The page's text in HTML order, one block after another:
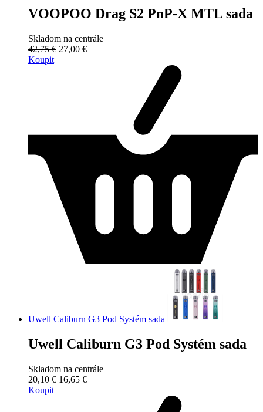
VOOPOO Drag S2 PnP-X MTL sada
Skladom na centrále
42,75 € 27,00 €
Koupit
Uwell Caliburn G3 Pod Systém sada
Uwell Caliburn G3 Pod Systém sada
Skladom na centrále
20,10 € 16,65 €
Koupit